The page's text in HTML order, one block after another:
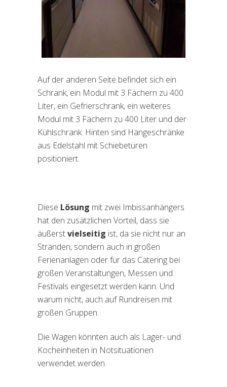
Auf der anderen Seite befindet sich ein
Schrank, ein Modul mit 3 Fächern zu 400
Liter, ein Gefrierschrank, ein weiteres
Modul mit 3 Fächern zu 400 Liter und der
Kühlschrank. Hinten sind Hängeschränke
aus Edelstahl mit Schiebetüren
positioniert.
Diese Lösung mit zwei Imbissanhängers
hat den zusätzlichen Vorteil, dass sie
äußerstvielseitig ist, da sie nicht nur an
Stränden, sondern auch in großen
Ferienanlagen oder für das Catering bei
großen Veranstaltungen, Messen und
Festivals eingesetzt werden kann. Und
warum nicht, auch auf Rundreisen mit
großen Gruppen.
Die Wagen könnten auch als Lager- und
Kocheinheiten in Notsituationen
verwendet werden.